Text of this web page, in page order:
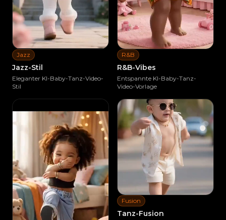
Jazz
Jazz-Stil
Eleganter KI-Baby-Tanz-Video-
Stil
R&B
R&B-Vibes
Entspannte KI-Baby-Tanz-
Video-Vorlage
Fusion
Tanz-Fusion